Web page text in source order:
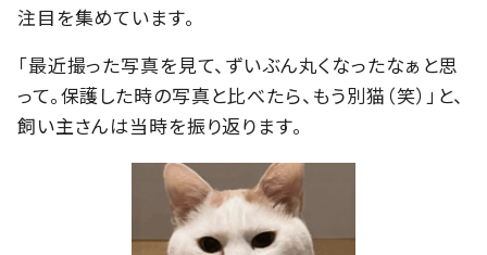
注目を集めています。
「最近撮った写真を見て、ずいぶん丸くなったなぁと思
って。保護した時の写真と比べたら、もう別猫（笑）」と、
飼い主さんは当時を振り返ります。